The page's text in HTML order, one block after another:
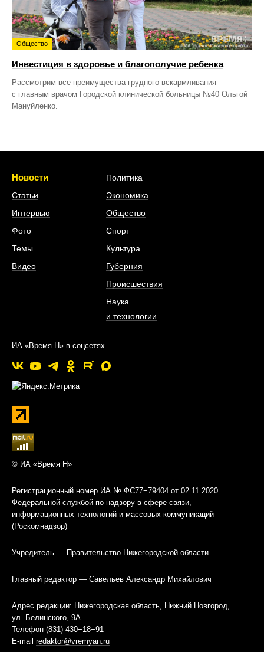
Общество
Инвестиция в здоровье и благополучие ребенка
Рассмотрим все преимущества грудного вскармливания
с главным врачом Городской клинической больницы №40 Ольгой
Мануйленко.
Новости
Статьи
Интервью
Фото
Темы
Видео
Политика
Экономика
Общество
Спорт
Культура
Губерния
Происшествия
Наука
и технологии
ИА «Время Н» в соцсетях
© ИА «Время Н»
Регистрационный номер ИА № ФС77−79404 от 02.11.2020
Федеральной службой по надзору в сфере связи,
информационных технологий и массовых коммуникаций
(Роскомнадзор)
Учредитель — Правительство Нижегородской области
Главный редактор — Савельев Александр Михайлович
Адрес редакции: Нижегородская область, Нижний Новгород,
ул. Белинского, 9А
Телефон (831) 430−18−91
E-mail redaktor@vremyan.ru